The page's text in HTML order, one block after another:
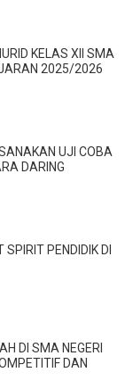
KELAS XII SMA
2025/2026
UJI COBA
DARING
PENDIDIK DI
DI SMA NEGERI
DAN